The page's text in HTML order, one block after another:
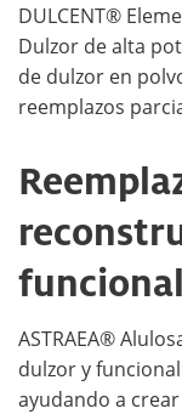
DULCENT®
Dulzor de alta
de dulzor en
reemplazos
ASTRAEA®
dulzor y
ayudando a